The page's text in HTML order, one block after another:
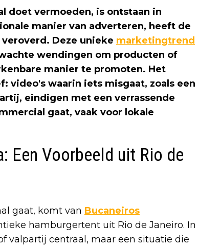
doet vermoeden, is ontstaan in
manier van adverteren, heeft de
Deze unieke marketingtrend
wendingen om producten of
manier te promoten. Het
video's waarin iets misgaat, zoals een
eindigen met een verrassende
gaat, vaak voor lokale
Een Voorbeeld uit Rio de
gaat, komt van Bucaneiros
hamburgertent uit Rio de Janeiro. In
valpartij centraal, maar een situatie die